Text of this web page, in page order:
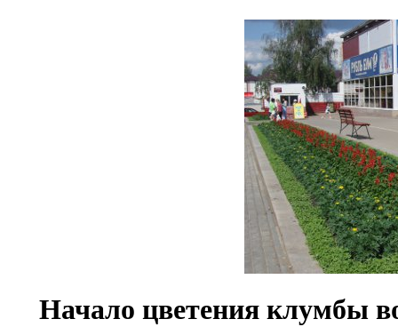
Начало цветения клумбы